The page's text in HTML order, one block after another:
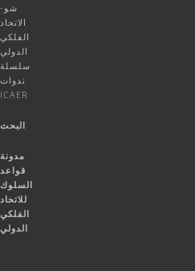
شو-
الاتحاد
الفلكي
الدولي
سلسلة
ندوات
ICAER
البحث
مدونة
قواعد
السلوك
للاتحاد
الفلكي
الدولي